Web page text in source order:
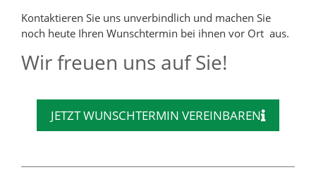
Kontaktieren Sie uns unverbindlich und machen Sie
noch heute Ihren Wunschtermin bei ihnen vor Ort aus.
Wir freuen uns auf Sie!
JETZT WUNSCHTERMIN VEREINBAREN